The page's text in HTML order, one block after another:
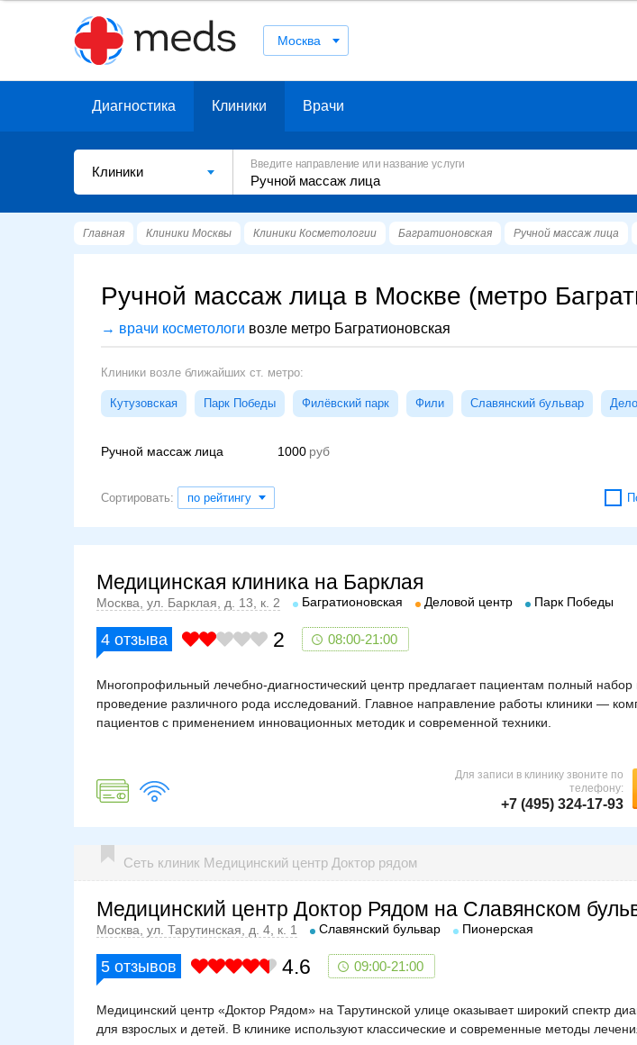
Москва
Диагностика Клиники Врачи
Клиники
Введите направление или название услуги
Главная Клиники Москвы Клиники Косметологии Багратионовская Ручной массаж лица
Ручной массаж лица в Москве (метро
→ врачи косметологи возле метро Багратионовская
Клиники возле ближайших ст. метро:
Кутузовская Парк Победы Филёвский парк Фили Славянский бульвар
Ручной массаж лица 1000
Сортировать: по рейтингу
Медицинская клиника на Барклая
Москва, ул. Барклая, д. 13, к. 2 Багратионовская Деловой центр Парк Победы
4 отзыва 2 08:00-21:00
Многопрофильный лечебно-диагностический центр предлагает пациентам полный
проведение различного рода исследований. Главное направление работы клиники —
пациентов с применением инновационных методик и современной техники.
Для записи в клинику звоните по
телефону:
+7 (495) 324-17-93
Сеть клиник Медицинский центр Доктор рядом
Медицинский центр Доктор Рядом на Славянском
Москва, ул. Тарутинская, д. 4, к. 1 Славянский бульвар Пионерская
5 отзывов 4.6 09:00-21:00
Медицинский центр «Доктор Рядом» на Тарутинской улице оказывает широкий спектр
для взрослых и детей. В клинике используют классические и современные методы